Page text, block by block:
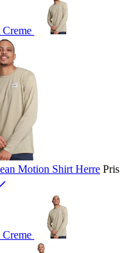
Creme
Motion Shirt Herre Pris
Creme